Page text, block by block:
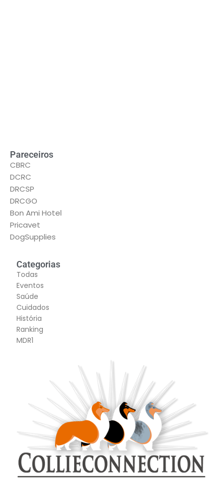
Pareceiros
CBRC
DCRC
DRCSP
DRCGO
Bon Ami Hotel
Pricavet
DogSupplies
Categorias
Todas
Eventos
Saúde
Cuidados
História
Ranking
MDR1